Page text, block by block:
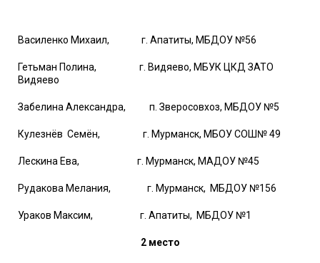
Василенко Михаил, г. Апатиты, МБДОУ №56
Гетьман Полина, г. Видяево, МБУК ЦКД ЗАТО
Видяево
Забелина Александра, п. Зверосовхоз, МБДОУ №5
Кулезнёв Семён, г. Мурманск, МБОУ СОШ№ 49
Лескина Ева, г. Мурманск, МАДОУ №45
Рудакова Мелания, г. Мурманск, МБДОУ №156
Ураков Максим, г. Апатиты, МБДОУ №1
2 место